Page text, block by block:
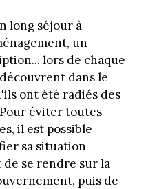
long séjour à
un
lors de chaque
dans le
ont été radiés des
éviter toutes
il est possible
sa situation
se rendre sur la
puis de